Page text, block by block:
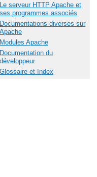
Le serveur HTTP Apache et
ses programmes associés
Documentations diverses sur
Apache
Modules Apache
Documentation du
développeur
Glossaire et Index